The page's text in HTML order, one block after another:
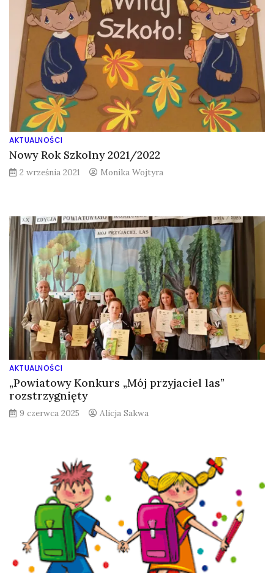
AKTUALNOŚCI
Nowy Rok Szkolny 2021/2022
2 września 2021 Monika Wojtyra
AKTUALNOŚCI
„Powiatowy Konkurs „Mój przyjaciel las”
rozstrzygnięty
9 czerwca 2025 Alicja Sakwa